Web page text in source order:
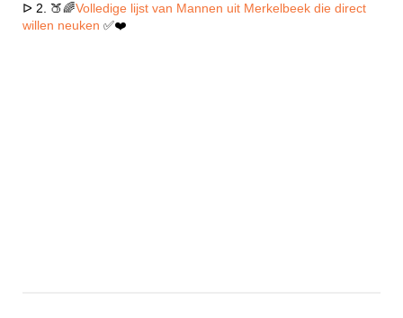
ᐅ 2. 🍑🌈Volledige lijst van Mannen uit Merkelbeek die direct
willen neuken ✅❤️